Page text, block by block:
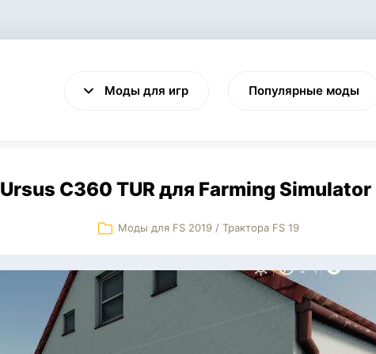
Моды для игр
VALHEIM CYBERPUNK 2077
Популярные моды
Ursus C360 TUR для Farming Simulator
Моды для FS 2019 / Трактора FS 19